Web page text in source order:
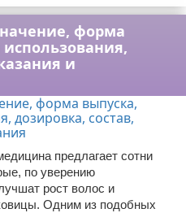
форма
и
предлагает сотни
по уверению
рост волос и
Одним из подобных